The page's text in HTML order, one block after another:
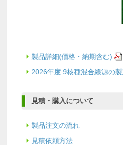
製品詳細(価格・納期含む)
2026年度 9核種混合線源の
見積・購入について
製品注文の流れ
見積依頼方法